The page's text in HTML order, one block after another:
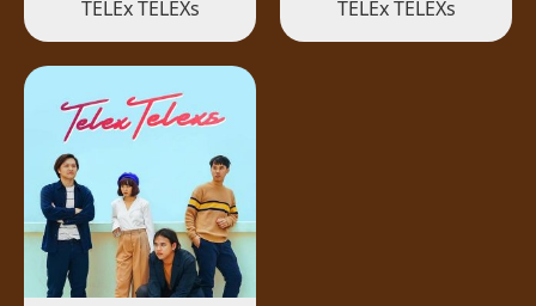
On)
TELEx TELEXs TELEx TELEXs